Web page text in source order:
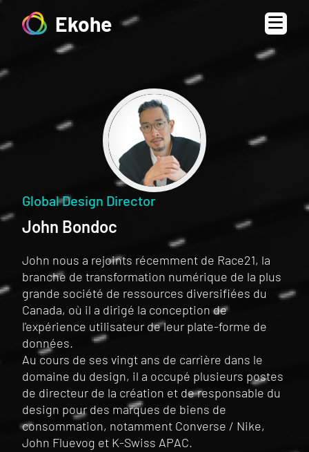
Ekohe
Global Design Director
John Bondoc
John nous a rejoints récemment de Race21, la
branche de transformation numérique de la plus
grande société de ressources diversifiées du
Canada, où il a dirigé la conception de
l'expérience utilisateur de leur plate-forme de
données.
Au cours de ses vingt ans de carrière dans le
domaine du design, il a occupé plusieurs postes
de directeur de la création et de responsable du
design pour des marques de biens de
consommation, notamment Converse / Nike,
John Fluevog et K-Swiss APAC.